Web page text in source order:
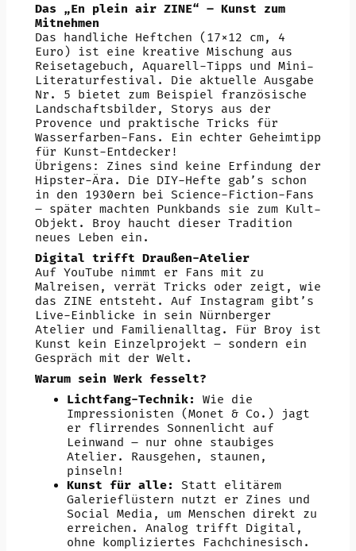
Das „En plein air ZINE“ – Kunst zum
Mitnehmen
Das handliche Heftchen (17×12 cm, 4
Euro) ist eine kreative Mischung aus
Reisetagebuch, Aquarell-Tipps und Mini-
Literaturfestival. Die aktuelle Ausgabe
Nr. 5 bietet zum Beispiel französische
Landschaftsbilder, Storys aus der
Provence und praktische Tricks für
Wasserfarben-Fans. Ein echter Geheimtipp
für Kunst-Entdecker!
Übrigens: Zines sind keine Erfindung der
Hipster-Ära. Die DIY-Hefte gab’s schon
in den 1930ern bei Science-Fiction-Fans
– später machten Punkbands sie zum Kult-
Objekt. Broy haucht dieser Tradition
neues Leben ein.
Digital trifft Draußen-Atelier
Auf YouTube nimmt er Fans mit zu
Malreisen, verrät Tricks oder zeigt, wie
das ZINE entsteht. Auf Instagram gibt’s
Live-Einblicke in sein Nürnberger
Atelier und Familienalltag. Für Broy ist
Kunst kein Einzelprojekt – sondern ein
Gespräch mit der Welt.
Warum sein Werk fesselt?
Lichtfang-Technik:
Wie die
Impressionisten (Monet & Co.) jagt
er flirrendes Sonnenlicht auf
Leinwand – nur ohne staubiges
Atelier. Rausgehen, staunen,
pinseln!
Kunst für alle:
Statt elitärem
Galerieflüstern nutzt er Zines und
Social Media, um Menschen direkt zu
erreichen. Analog trifft Digital,
ohne kompliziertes Fachchinesisch.